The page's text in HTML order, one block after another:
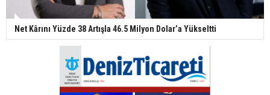
Net Kârını Yüzde 38 Artışla 46.5 Milyon Dolar’a Yükseltti